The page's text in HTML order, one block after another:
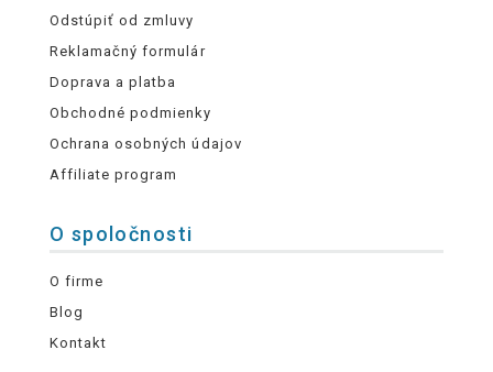
Odstúpiť od zmluvy
Reklamačný formulár
Doprava a platba
Obchodné podmienky
Ochrana osobných údajov
Affiliate program
O spoločnosti
O firme
Blog
Kontakt